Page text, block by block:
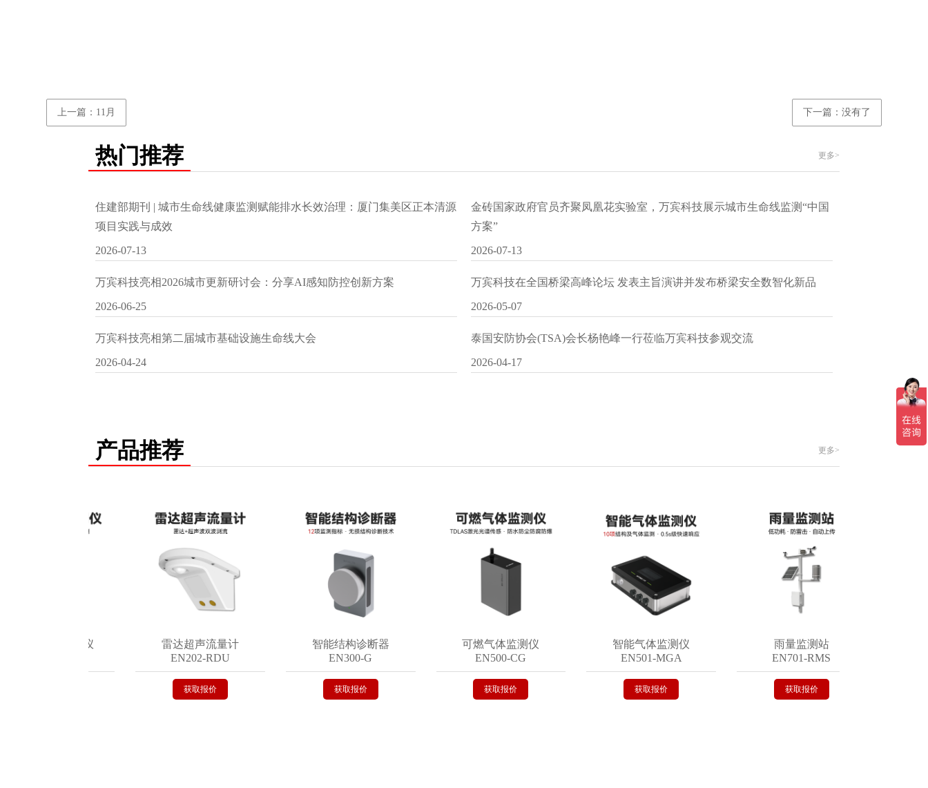
上一篇：11月 下一篇：没有了
热门推荐 更多>
住建部期刊 | 城市生命线健康监测赋能排水长效治理：厦门集美区正本清源
项目实践与成效
2026-07-13
金砖国家政府官员齐聚凤凰花实验室，万宾科技展示城市生命线监测“中国
方案”
2026-07-13
万宾科技亮相2026城市更新研讨会：分享AI感知防控创新方案
2026-06-25
万宾科技在全国桥梁高峰论坛 发表主旨演讲并发布桥梁安全数智化新品
2026-05-07
万宾科技亮相第二届城市基础设施生命线大会
2026-04-24
泰国安防协会(TSA)会长杨艳峰一行莅临万宾科技参观交流
2026-04-17
产品推荐 更多>
雷达超声流量计
EN202-RDU
获取报价
智能结构诊断器
EN300-G
获取报价
可燃气体监测仪
EN500-CG
获取报价
智能气体监测仪
EN501-MGA
获取报价
雨量监测站
EN701-RMS
获取报价